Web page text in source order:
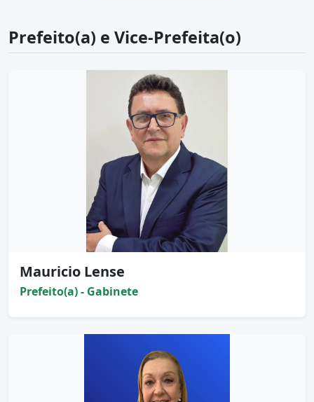
Prefeito(a) e Vice-Prefeita(o)
Mauricio Lense
Prefeito(a) - Gabinete